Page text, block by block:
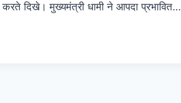
दिखे। मुख्यमंत्री धामी ने आपदा प्रभावित…